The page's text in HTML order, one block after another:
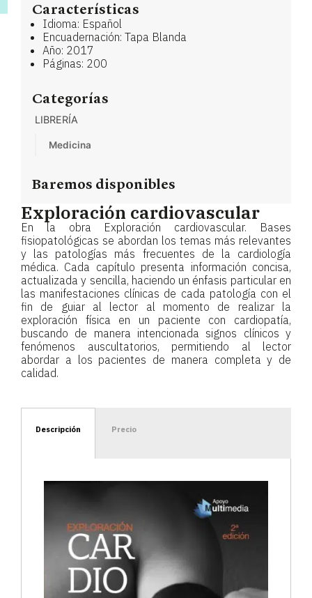
Características
Idioma: Español
Encuadernación: Tapa Blanda
Año: 2017
Páginas: 200
Categorías
LIBRERÍA
Medicina
Baremos disponibles
Exploración cardiovascular
En la obra Exploración cardiovascular. Bases
fisiopatológicas se abordan los temas más relevantes
y las patologías más frecuentes de la cardiología
médica. Cada capítulo presenta información concisa,
actualizada y sencilla, haciendo un énfasis particular en
las manifestaciones clínicas de cada patología con el
fin de guiar al lector al momento de realizar la
exploración física en un paciente con cardiopatía,
buscando de manera intencionada signos clínicos y
fenómenos auscultatorios, permitiendo al lector
abordar a los pacientes de manera completa y de
calidad.
Descripción Precio